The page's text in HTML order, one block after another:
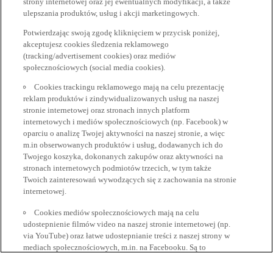
ulepszania produktów, usług i akcji marketingowych.
Potwierdzając swoją zgodę kliknięciem w przycisk poniżej,
akceptujesz cookies śledzenia reklamowego
(tracking/advertisement cookies) oraz mediów
społecznościowych (social media cookies).
Cookies trackingu reklamowego mają na celu prezentację
reklam produktów i zindywidualizowanych usług na naszej
stronie internetowej oraz stronach innych platform
internetowych i mediów społecznościowych (np. Facebook) w
oparciu o analizę Twojej aktywności na naszej stronie, a więc
m.in obserwowanych produktów i usług, dodawanych ich do
Twojego koszyka, dokonanych zakupów oraz aktywności na
stronach internetowych podmiotów trzecich, w tym także
Twoich zainteresowań wywodzących się z zachowania na stronie
internetowej.
Cookies mediów społecznościowych mają na celu
udostepnienie filmów video na naszej stronie internetowej (np.
via YouTube) oraz łatwe udostepnianie treści z naszej strony w
mediach społecznościowych, m.in. na Facebooku. Są to